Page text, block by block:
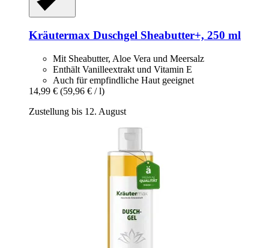
Kräutermax Duschgel Sheabutter+, 250 ml
Mit Sheabutter, Aloe Vera und Meersalz
Enthält Vanilleextrakt und Vitamin E
Auch für empfindliche Haut geeignet
14,99 € (59,96 € / l)
Zustellung bis 12. August